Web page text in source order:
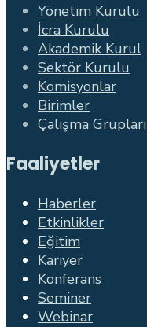
Yönetim Kurulu
İcra Kurulu
Akademik Kurul
Sektör Kurulu
Komisyonlar
Birimler
Çalışma Grupları
Faaliyetler
Haberler
Etkinlikler
Eğitim
Kariyer
Konferans
Seminer
Webinar